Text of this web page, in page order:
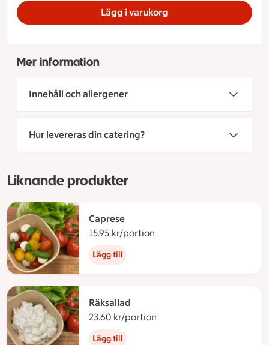
Lägg i varukorg
Mer information
Innehåll och allergener
Hur levereras din catering?
Liknande produkter
Caprese
15.95 kr/portion
Lägg till
Räksallad
23.60 kr/portion
Lägg till